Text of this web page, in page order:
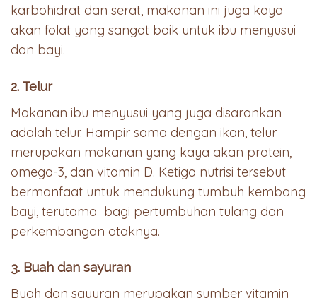
karbohidrat dan serat, makanan ini juga kaya
akan folat yang sangat baik untuk ibu menyusui
dan bayi.
2. Telur
Makanan ibu menyusui yang juga disarankan
adalah telur. Hampir sama dengan ikan, telur
merupakan makanan yang kaya akan protein,
omega-3, dan vitamin D. Ketiga nutrisi tersebut
bermanfaat untuk mendukung tumbuh kembang
bayi, terutama bagi pertumbuhan tulang dan
perkembangan otaknya.
3. Buah dan sayuran
Buah dan sayuran merupakan sumber vitamin